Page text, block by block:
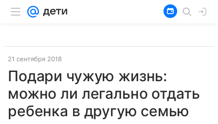
21 сентября 2018
Подари чужую жизнь:
можно ли легально отдать
ребенка в другую семью